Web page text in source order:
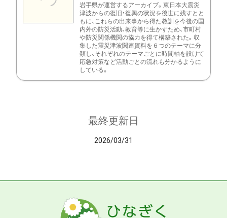
岩手県が運営するアーカイブ。東日本大震災
津波からの復旧・復興の状況を後世に残すとと
もに、これらの出来事から得た教訓を今後の国
内外の防災活動、教育等に生かすため、市町村
や防災関係機関の協力を得て構築された。収
集した震災津波関連資料を６つのテーマに分
類し、それぞれのテーマごとに時間軸を設けて
応急対策など活動ごとの流れも分かるように
している。
最終更新日
2026/03/31